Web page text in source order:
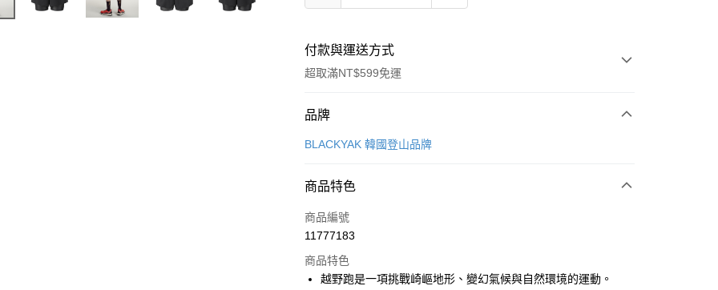
付款與運送方式
超取滿NT$599免運
付款方式
信用卡一次付款
Apple Pay
街口支付
品牌
BLACKYAK 韓國登山品牌
商品特色
商品編號
11777183
商品特色
越野跑是一項挑戰崎嶇地形、變幻氣候與自然環境的運動。